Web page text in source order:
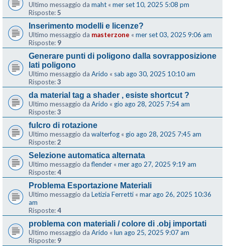
Ultimo messaggio da maht « mer set 10, 2025 5:08 pm
Risposte:5
Inserimento modelli e licenze?
Ultimo messaggio da masterzone « mer set 03, 2025 9:06 am
Risposte: 9
Generare punti di poligono dalla sovrapposizione
lati poligono
Ultimo messaggio da Arido « sab ago 30, 2025 10:10 am
Risposte:3
da material tag a shader , esiste shortcut ?
Ultimo messaggio da Arido « gio ago 28, 2025 7:54 am
Risposte:3
fulcro di rotazione
Ultimo messaggio da walterfog « gio ago 28, 2025 7:45 am
Risposte:2
Selezione automatica alternata
Ultimo messaggio daflender « mer ago 27, 2025 9:19 am
Risposte:4
Problema Esportazione Materiali
Ultimo messaggio da Letizia Ferretti « mar ago 26, 2025 10:36
am
Risposte:4
problema con materiali / colore di .obj importati
Ultimo messaggio da Arido « lun ago 25, 2025 9:07 am
Risposte: 9